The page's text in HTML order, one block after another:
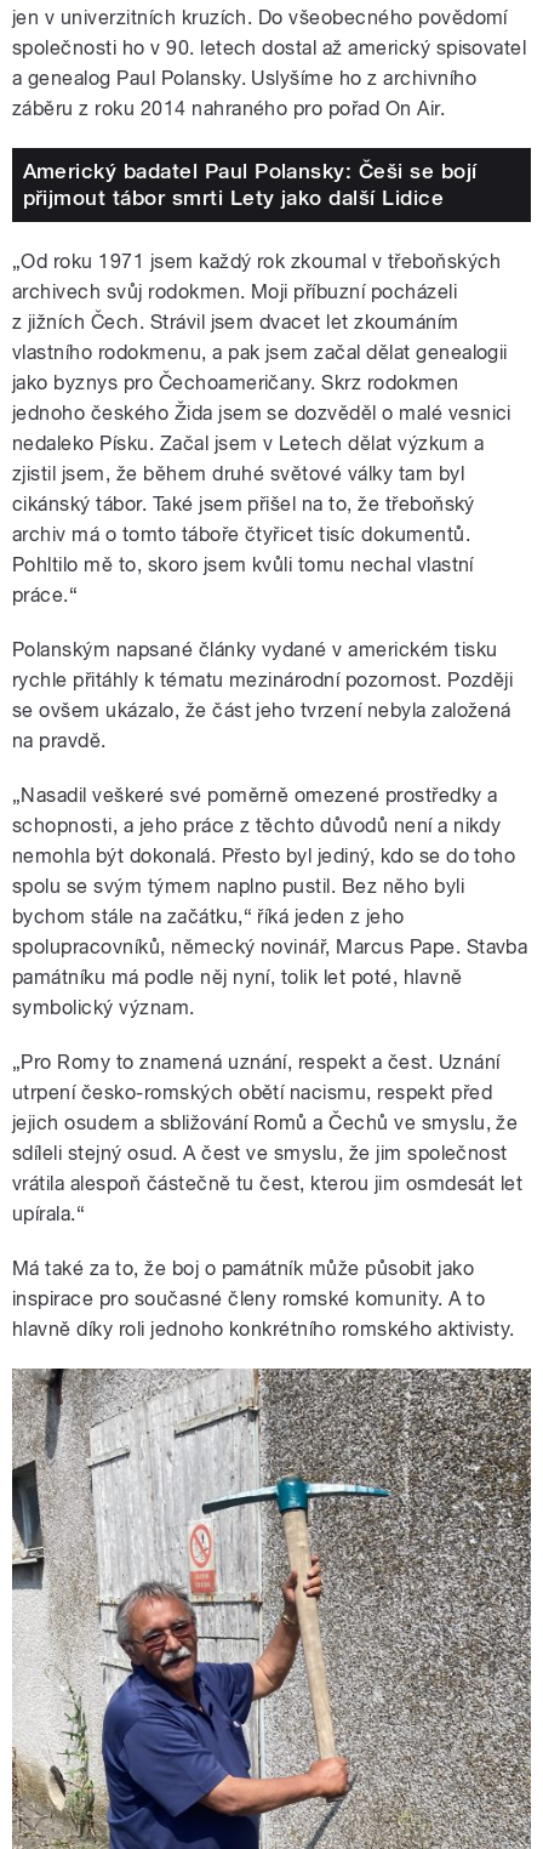
jen v univerzitních kruzích. Do všeobecného povědomí
společnosti ho v 90. letech dostal až americký spisovatel
a genealog Paul Polansky. Uslyšíme ho z archivního
záběru z roku 2014 nahraného pro pořad On Air.
Americký badatel Paul Polansky: Češi se bojí
přijmout tábor smrti Lety jako další Lidice
„Od roku 1971 jsem každý rok zkoumal v třeboňských
archivech svůj rodokmen. Moji příbuzní pocházeli
z jižních Čech. Strávil jsem dvacet let zkoumáním
vlastního rodokmenu, a pak jsem začal dělat genealogii
jako byznys pro Čechoameričany. Skrz rodokmen
jednoho českého Žida jsem se dozvěděl o malé vesnici
nedaleko Písku. Začal jsem v Letech dělat výzkum a
zjistil jsem, že během druhé světové války tam byl
cikánský tábor. Také jsem přišel na to, že třeboňský
archiv má o tomto táboře čtyřicet tisíc dokumentů.
Pohltilo mě to, skoro jsem kvůli tomu nechal vlastní
práce.“
Polanským napsané články vydané v americkém tisku
rychle přitáhly k tématu mezinárodní pozornost. Později
se ovšem ukázalo, že část jeho tvrzení nebyla založená
na pravdě.
„Nasadil veškeré své poměrně omezené prostředky a
schopnosti, a jeho práce z těchto důvodů není a nikdy
nemohla být dokonalá. Přesto byl jediný, kdo se do toho
spolu se svým týmem naplno pustil. Bez něho byli
bychom stále na začátku,“ říká jeden z jeho
spolupracovníků, německý novinář, Marcus Pape. Stavba
památníku má podle něj nyní, tolik let poté, hlavně
symbolický význam.
„Pro Romy to znamená uznání, respekt a čest. Uznání
utrpení česko-romských obětí nacismu, respekt před
jejich osudem a sbližování Romů a Čechů ve smyslu, že
sdíleli stejný osud. A čest ve smyslu, že jim společnost
vrátila alespoň částečně tu čest, kterou jim osmdesát let
upírala.“
Má také za to, že boj o památník může působit jako
inspirace pro současné členy romské komunity. A to
hlavně díky roli jednoho konkrétního romského aktivisty.